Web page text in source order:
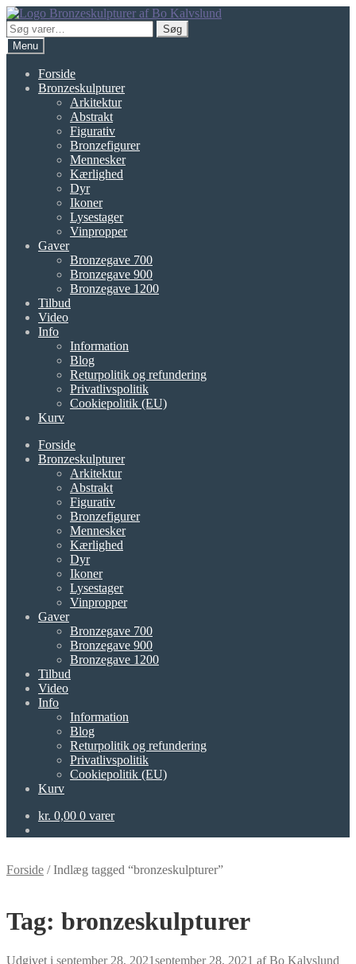
Spring
til
navigation
Spring
til
indhold
Søg
efter:
Søg
Menu
Forside
Bronzeskulpturer
Arkitektur
Abstrakt
Figurativ
Bronzefigurer
Mennesker
Kærlighed
Dyr
Ikoner
Lysestager
Vinpropper
Gaver
Bronzegave 700
Bronzegave 900
Bronzegave 1200
Tilbud
Video
Info
Information
Blog
Returpolitik og refundering
Privatlivspolitik
Cookiepolitik (EU)
Kurv
Forside
Bronzeskulpturer
Arkitektur
Abstrakt
Figurativ
Bronzefigurer
Mennesker
Kærlighed
Dyr
Ikoner
Lysestager
Vinpropper
Gaver
Bronzegave 700
Bronzegave 900
Bronzegave 1200
Tilbud
Video
Info
Information
Blog
Returpolitik og refundering
Privatlivspolitik
Cookiepolitik (EU)
Kurv
kr. 0,00 0 varer
Forside /Indlæg tagged “bronzeskulpturer”
Tag: bronzeskulpturer
Udgivet i september 28, 2021september 28, 2021 afBo Kalvslund